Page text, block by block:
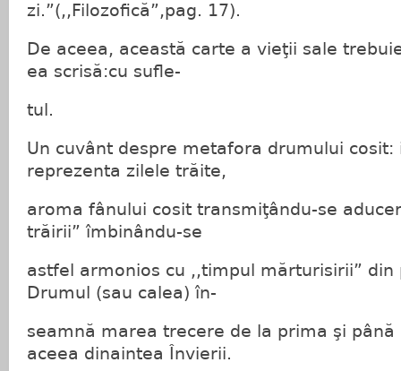
zi.”(,,Filozofică”,pag. 17).
De aceea, această carte a vieţii sale
ea scrisă:cu sufle-
tul.
Un cuvânt despre metafora drumului cosit:
reprezenta zilele trăite,
aroma fânului cosit transmiţându-se
trăirii” îmbinându-se
astfel armonios cu ,,timpul mărturisirii” din
Drumul (sau calea) în-
seamnă marea trecere de la prima şi
aceea dinaintea Învierii.